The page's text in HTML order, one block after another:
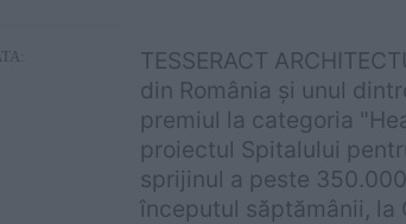
TESSERACT
din România și unul
premiul la categoria
proiectul Spitalului
sprijinul a peste
începutul săptămânii, la